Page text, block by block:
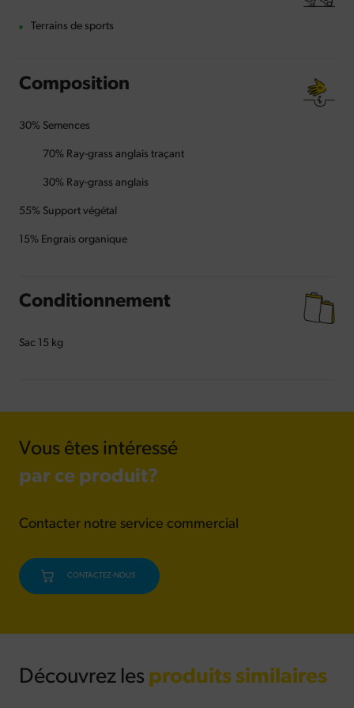
Terrains de sports
Composition
30% Semences
70% Ray-grass anglais traçant
30% Ray-grass anglais
55% Support végétal
15% Engrais organique
Conditionnement
Sac 15 kg
Vous êtes intéressé
par ce produit?
Contacter notre service commercial
CONTACTEZ-NOUS
Découvrez les produits similaires